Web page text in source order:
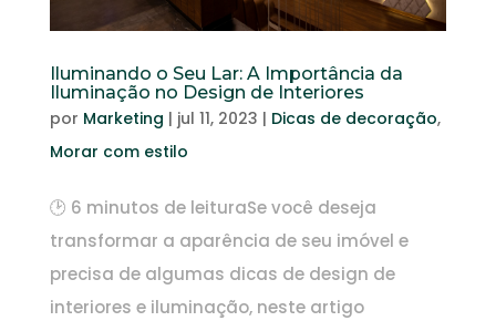
Iluminando o Seu Lar: A Importância da
Iluminação no Design de Interiores
por Marketing | jul 11, 2023 | Dicas de decoração,
Morar com estilo
🕑 6 minutos de leituraSe você deseja
transformar a aparência de seu imóvel e
precisa de algumas dicas de design de
interiores e iluminação, neste artigo